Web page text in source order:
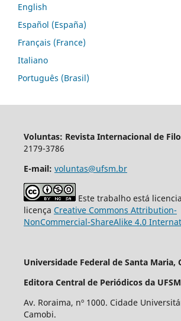
English
Español (España)
Français (France)
Italiano
Português (Brasil)
Voluntas: Revista Internacional de
2179-3786
E-mail: voluntas@ufsm.br
Este trabalho está
licença Creative Commons Attribution-
NonCommercial-ShareAlike 4.0
Universidade Federal de Santa Maria,
Editora Central de Periódicos da UFSM
Av. Roraima, nº 1000. Cidade
Camobi.